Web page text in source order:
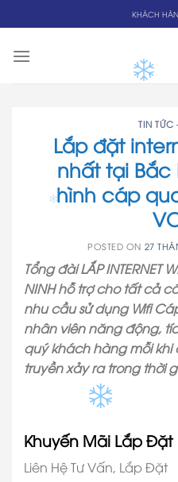
to
content
KHÁCH
TIN TỨC
Lắp đặt
nhất tại Bắc
hình cáp
POSTED ON 27
Tổng đài LẮP INTERNET
NINH hỗ trợ cho tất cả
nhu cầu sử dụng Wifi
nhân viên năng động,
quý khách hàng mỗi khi
truyền xảy ra trong thời
Khuyến Mãi Lắp Đặt
Liên Hệ Tư Vấn, Lắp Đặt